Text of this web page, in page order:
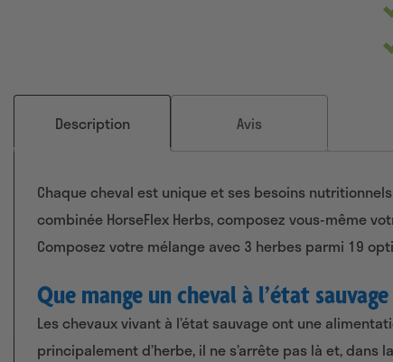
Description Avis
Chaque cheval est unique et ses besoins
combinée HorseFlex Herbs, composez vous-même
Composez votre mélange avec 3 herbes parmi 19
Que mange un cheval à l’état sauvage
Les chevaux vivant à l’état sauvage ont une
principalement d’herbe, il ne s’arrête pas là et, dans